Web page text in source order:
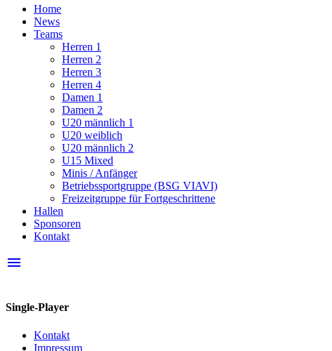
Home
News
Teams
Herren 1
Herren 2
Herren 3
Herren 4
Damen 1
Damen 2
U20 männlich 1
U20 weiblich
U20 männlich 2
U15 Mixed
Minis / Anfänger
Betriebssportgruppe (BSG VIAVI)
Freizeitgruppe für Fortgeschrittene
Hallen
Sponsoren
Kontakt
menu
Single-Player
Kontakt